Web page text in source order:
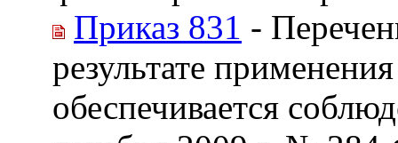
Приказ 831 -
результате
обеспечивается